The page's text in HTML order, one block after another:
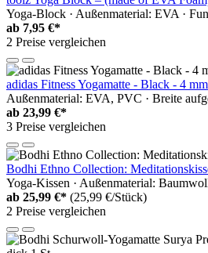
Yoga-Block · Außenmaterial: EVA ·
ab 7,95 €*
2 Preise vergleichen
adidas Fitness Yogamatte - Black - 4 mm
Außenmaterial: EVA, PVC · Breite
ab 23,99 €*
3 Preise vergleichen
Bodhi Ethno Collection:
Yoga-Kissen · Außenmaterial:
ab 25,99 €* (25,99 €/Stück)
2 Preise vergleichen